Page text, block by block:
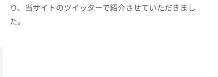
り、当サイトのツイッターで紹介させていただきまし
た。